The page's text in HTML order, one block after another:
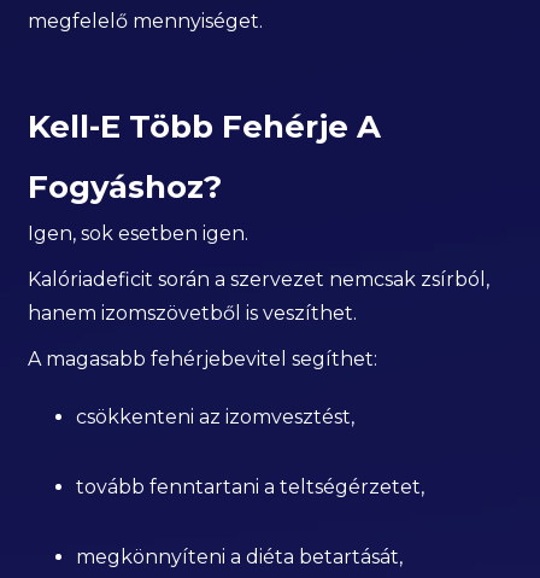
megfelelő mennyiséget.
Kell-E Több Fehérje A
Fogyáshoz?
Igen, sok esetben igen.
Kalóriadeficit során a szervezet nemcsak zsírból,
hanem izomszövetből is veszíthet.
A magasabb fehérjebevitel segíthet:
csökkenteni az izomvesztést,
tovább fenntartani a teltségérzetet,
megkönnyíteni a diéta betartását,